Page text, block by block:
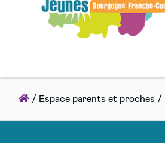
Accueil
/ Espace parents et proches /